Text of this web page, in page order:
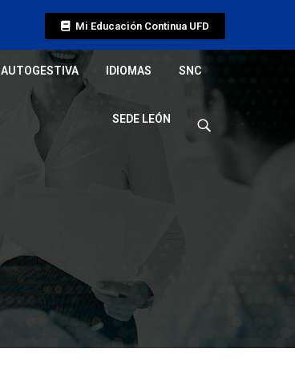
Mi Educación Continua UFD
AUTOGESTIVA IDIOMAS SNC
SEDE LEÓN